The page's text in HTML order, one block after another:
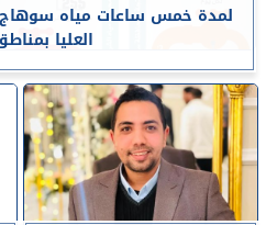
لمدة خمس ساعات مياه سوهاج
العليا